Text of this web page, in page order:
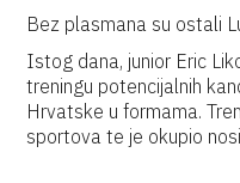
Bez plasmana su ostali
Istog dana, junior Eric
treningu potencijalnih
Hrvatske u formama.
sportova te je okupio